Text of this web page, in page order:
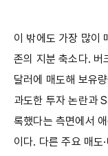
이 밖에도 가장 많이
존의 지분 축소다.
달러에 매도해 보유
과도한 투자 논란과
록했다는 측면에서
이다. 다른 주요 매도